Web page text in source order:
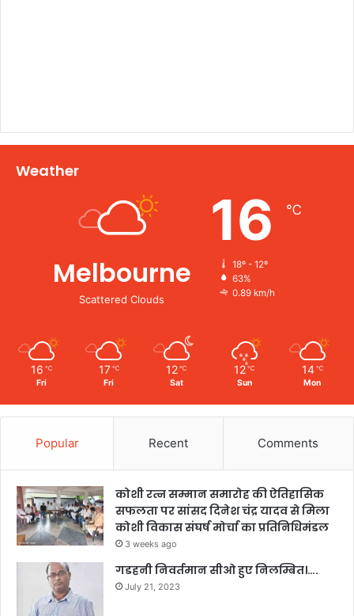
Weather
Melbourne
Scattered Clouds
16 ℃
18º - 12º
63%
0.89 km/h
16 ℃
Fri
17 ℃
Fri
12 ℃
Sat
12 ℃
Sun
14 ℃
Mon
Popular Recent Comments
कोशी रत्न सम्मान समारोह की ऐतिहासिक
सफलता पर सांसद दिनेश चंद्र यादव से मिला
कोशी विकास संघर्ष मोर्चा का प्रतिनिधिमंडल
3 weeks ago
गडहनी निवर्तमान सीओ हुए निलम्बित।….
July 21, 2023